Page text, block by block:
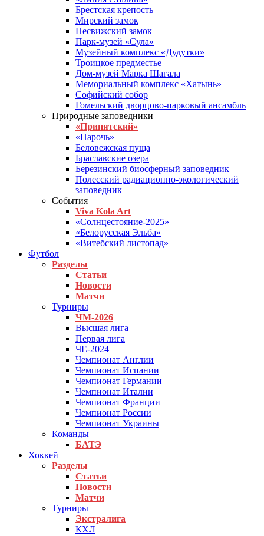
Брестская крепость
Мирский замок
Несвижский замок
Парк-музей «Сула»
Музейный комплекс «Дудутки»
Троицкое предместье
Дом-музей Марка Шагала
Мемориальный комплекс «Хатынь»
Софийский собор
Гомельский дворцово-парковый ансамбль
Природные заповедники
«Припятский»
«Нарочь»
Беловежская пуща
Браславские озера
Березинский биосферный заповедник
Полесский радиационно-экологический
заповедник
События
Viva Kola Art
«Солнцестояние-2025»
«Белорусская Эльба»
«Витебский листопад»
Футбол
Разделы
Статьи
Новости
Матчи
Турниры
ЧМ-2026
Высшая лига
Первая лига
ЧЕ-2024
Чемпионат Англии
Чемпионат Испании
Чемпионат Германии
Чемпионат Италии
Чемпионат Франции
Чемпионат России
Чемпионат Украины
Команды
БАТЭ
Хоккей
Разделы
Статьи
Новости
Матчи
Турниры
Экстралига
КХЛ